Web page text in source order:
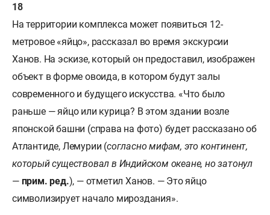
На территории комплекса может появиться 12-
метровое «яйцо», рассказал во время экскурсии
Ханов. На эскизе, который он предоставил, изображен
объект в форме овоида, в котором будут залы
современного и будущего искусства. «Что было
раньше — яйцо или курица? В этом здании возле
японской башни (справа на фото) будет рассказано об
Атлантиде, Лемурии (согласно мифам, это континент,
который существовал в Индийском океане, но затонул
— прим. ред.), — отметил Ханов. — Это яйцо
символизирует начало мироздания».